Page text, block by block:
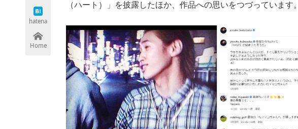
hatena
Home
（ハート）」を披露したほか、作品への思いをつづっています。